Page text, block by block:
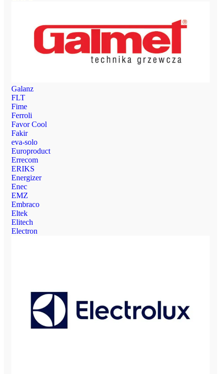
Galanz
FLT
Fime
Ferroli
Favor Cool
Fakir
eva-solo
Europroduct
Errecom
ERIKS
Energizer
Enec
EMZ
Embraco
Eltek
Elitech
Electron